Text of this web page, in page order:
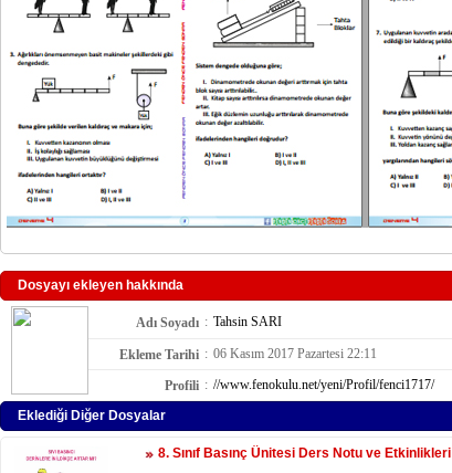
Dosyayı ekleyen hakkında
Adı Soyadı : Tahsin SARI
Ekleme Tarihi : 06 Kasım 2017 Pazartesi 22:11
Profili : //www.fenokulu.net/yeni/Profil/fenci1717/
Eklediği Diğer Dosyalar
8. Sınıf Basınç Ünitesi Ders Notu ve Etkinlikleri